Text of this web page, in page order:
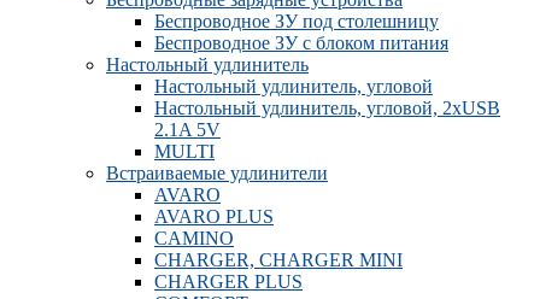
Беспроводное ЗУ под столешницу
Беспроводное ЗУ с блоком питания
Настольный удлинитель
Настольный удлинитель, угловой
Настольный удлинитель, угловой, 2xUSB
2.1A 5V
MULTI
Встраиваемые удлинители
AVARO
AVARO PLUS
CAMINO
CHARGER, CHARGER MINI
CHARGER PLUS